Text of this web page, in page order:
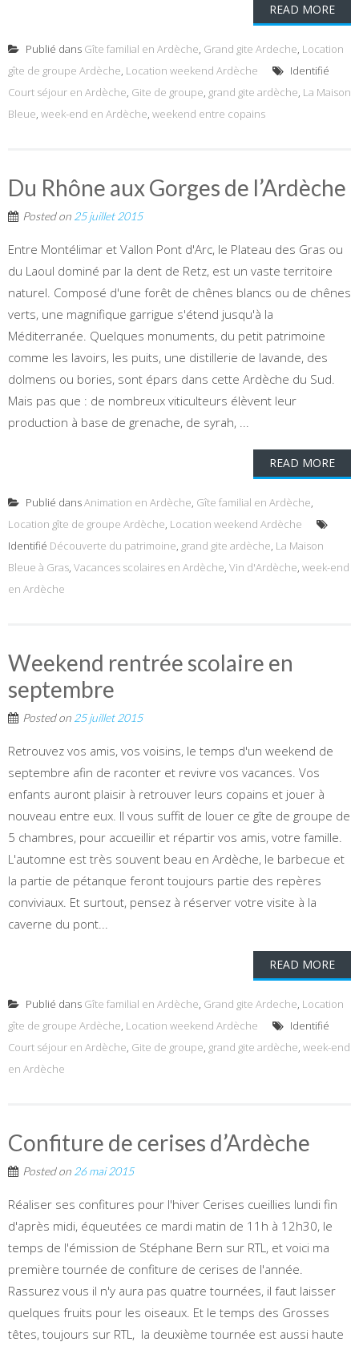
READ MORE
Publié dans Gîte familial en Ardèche, Grand gite Ardeche, Location
gîte de groupe Ardèche, Location weekend Ardèche
Identifié
Court séjour en Ardèche, Gite de groupe, grand gite ardèche, La Maison
Bleue, week-end en Ardèche, weekend entre copains
Du Rhône aux Gorges de l’Ardèche
Posted on 25 juillet 2015
Entre Montélimar et Vallon Pont d'Arc, le Plateau des Gras ou
du Laoul dominé par la dent de Retz, est un vaste territoire
naturel. Composé d'une forêt de chênes blancs ou de chênes
verts, une magnifique garrigue s'étend jusqu'à la
Méditerranée. Quelques monuments, du petit patrimoine
comme les lavoirs, les puits, une distillerie de lavande, des
dolmens ou bories, sont épars dans cette Ardèche du Sud.
Mais pas que : de nombreux viticulteurs élèvent leur
production à base de grenache, de syrah, ...
READ MORE
Publié dansAnimation en Ardèche, Gîte familial en Ardèche,
Location gîte de groupe Ardèche, Location weekend Ardèche
Identifié Découverte du patrimoine, grand gite ardèche, La Maison
Bleue à Gras, Vacances scolaires en Ardèche, Vin d'Ardèche, week-end
en Ardèche
Weekend rentrée scolaire en
septembre
Posted on 25 juillet 2015
Retrouvez vos amis, vos voisins, le temps d'un weekend de
septembre afin de raconter et revivre vos vacances. Vos
enfants auront plaisir à retrouver leurs copains et jouer à
nouveau entre eux. Il vous suffit de louer ce gîte de groupe de
5 chambres, pour accueillir et répartir vos amis, votre famille.
L'automne est très souvent beau en Ardèche, le barbecue et
la partie de pétanque feront toujours partie des repères
conviviaux. Et surtout, pensez à réserver votre visite à la
caverne du pont...
READ MORE
Publié dans Gîte familial en Ardèche, Grand gite Ardeche, Location
gîte de groupe Ardèche, Location weekend Ardèche
Identifié
Court séjour en Ardèche, Gite de groupe, grand gite ardèche, week-end
en Ardèche
Confiture de cerises d’Ardèche
Posted on 26 mai 2015
Réaliser ses confitures pour l'hiver Cerises cueillies lundi fin
d'après midi, équeutées ce mardi matin de 11h à 12h30, le
temps de l'émission de Stéphane Bern sur RTL, et voici ma
première tournée de confiture de cerises de l'année.
Rassurez vous il n'y aura pas quatre tournées, il faut laisser
quelques fruits pour les oiseaux. Et le temps des Grosses
têtes, toujours sur RTL, la deuxième tournée est aussi haute